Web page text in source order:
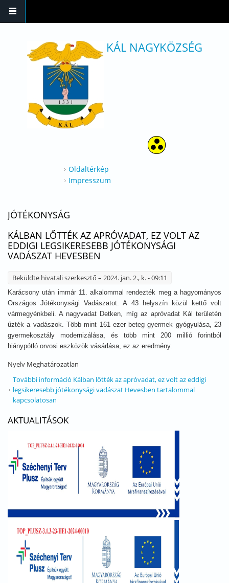
KÁL NAGYKÖZSÉG
Oldaltérkép
Impresszum
JÓTÉKONYSÁG
KÁLBAN LŐTTÉK AZ APRÓVADAT, EZ VOLT AZ
EDDIGI LEGSIKERESEBB JÓTÉKONYSÁGI
VADÁSZAT HEVESBEN
Beküldte hivatali szerkesztő – 2024. jan. 2., k. - 09:11
Karácsony után immár 11. alkalommal rendezték meg a hagyományos
Országos Jótékonysági Vadászatot. A 43 helyszín közül kettő volt
vármegyénkbeli. A nagyvadat Detken, míg az apróvadat Kál területén
űzték a vadászok. Több mint 161 ezer beteg gyermek gyógyulása, 23
gyermekosztály modernizálása, és több mint 200 millió forintból
hiánypótló orvosi eszközök vásárlása, ez az eredmény.
Nyelv Meghatározatlan
További információ Kálban lőtték az apróvadat, ez volt az eddigi
legsikeresebb jótékonysági vadászat Hevesben tartalommal
kapcsolatosan
AKTUALITÁSOK